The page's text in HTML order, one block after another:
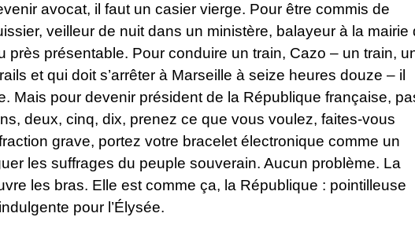
avocat, il faut un casier vierge. Pour être commis de
veilleur de nuit dans un ministère, balayeur à la mairie
près présentable. Pour conduire un train, Cazo – un train,
et qui doit s’arrêter à Marseille à seize heures douze – il
Mais pour devenir président de la République française,
deux, cinq, dix, prenez ce que vous voulez, faites-vous
grave, portez votre bracelet électronique comme un
les suffrages du peuple souverain. Aucun problème. La
les bras. Elle est comme ça, la République : pointilleuse
pour l’Élysée.